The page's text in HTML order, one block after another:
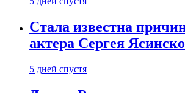
Стала известна
актера Сергея
5 дней спустя